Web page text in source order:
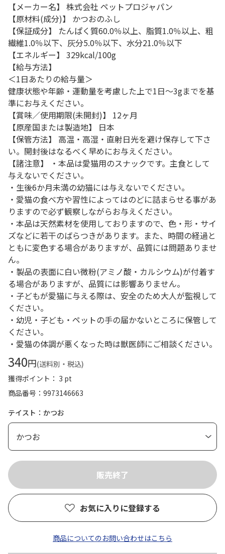
【メーカー名】 株式会社 ペットプロジャパン
【原材料(成分)】 かつおのふし
【保証成分】 たんぱく質60.0％以上、脂質1.0％以上、粗
繊維1.0％以下、灰分5.0％以下、水分21.0％以下
【エネルギー】 329kcal/100g
【給与方法】
＜1日あたりの給与量＞
健康状態や年齢・運動量を考慮した上で1日～3gまでを基
準にお与えください。
【賞味／使用期限(未開封)】 12ヶ月
【原産国または製造地】 日本
【保管方法】 高温・高湿・直射日光を避け保存して下さ
い。開封後はなるべく早めにお与えください。
【諸注意】 ・本品は愛猫用のスナックです。主食として
与えないでください。
・生後6か月未満の幼猫には与えないでください。
・愛猫の食べ方や習性によってはのどに詰まらせる事があ
りますので必ず観察しながらお与えください。
・本品は天然素材を使用しておりますので、色・形・サイ
ズなどに若干のばらつきがあります。また、時間の経過と
ともに変色する場合がありますが、品質には問題ありませ
ん。
・製品の表面に白い微粉(アミノ酸・カルシウム)が付着す
る場合がありますが、品質には影響ありません。
・子どもが愛猫に与える際は、安全のため大人が監視して
ください。
・幼児・子ども・ペットの手の届かないところに保管して
ください。
・愛猫の体調が悪くなった時は獣医師にご相談ください。
340円(送料別・税込)
獲得ポイント： 3 pt
商品番号
9973146663
テイスト：かつお
お気に入りに登録する
商品についてのお問い合わせはこちら